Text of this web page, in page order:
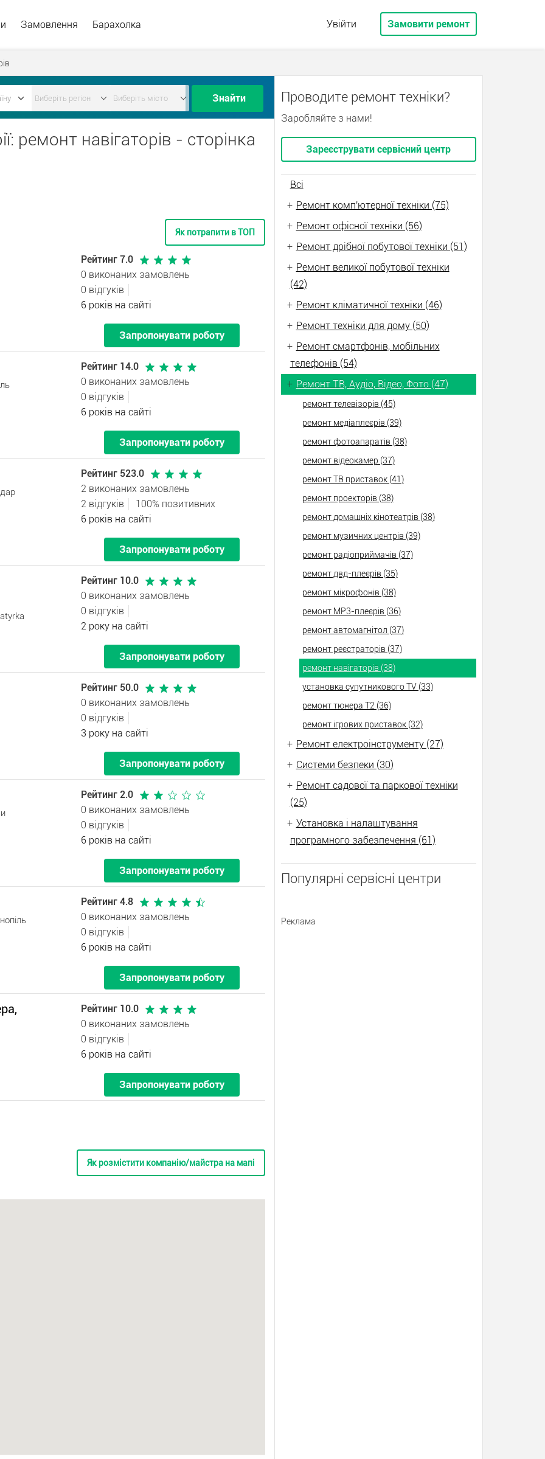
Замовлення Барахолка Увійти Замовити ремонт
Знайти
ремонт навігаторів - сторінка
Як потрапити в ТОП
Рейтинг 7.0
0 виконаних замовлень
0 відгуків
6 років на сайті
Запропонувати роботу
Рейтинг 14.0
0 виконаних замовлень
0 відгуків
6 років на сайті
Запропонувати роботу
Рейтинг 523.0
2 виконаних замовлень
2 відгуків
100% позитивних
6 років на сайті
Запропонувати роботу
Рейтинг 10.0
0 виконаних замовлень
0 відгуків
2 року на сайті
Запропонувати роботу
Рейтинг 50.0
0 виконаних замовлень
0 відгуків
3 року на сайті
Запропонувати роботу
Рейтинг 2.0
0 виконаних замовлень
0 відгуків
6 років на сайті
Запропонувати роботу
Рейтинг 4.8
0 виконаних замовлень
0 відгуків
6 років на сайті
Запропонувати роботу
Рейтинг 10.0
0 виконаних замовлень
0 відгуків
6 років на сайті
Запропонувати роботу
Як розмістити компанію/майстра на мапі
Проводите ремонт техніки?
Заробляйте з нами!
Зареєструвати сервісний центр
Всі
+ Ремонт комп'ютерної техніки (75)
+ Ремонт офісної техніки (56)
+ Ремонт дрібної побутової техніки (51)
+ Ремонт великої побутової техніки
(42)
+ Ремонт кліматичної техніки (46)
+ Ремонт техніки для дому (50)
+ Ремонт смартфонів, мобільних
телефонів (54)
+ Ремонт ТВ, Аудіо, Відео, Фото (47)
ремонт телевізорів (45)
ремонт медіаплеєрів (39)
ремонт фотоапаратів (38)
ремонт відеокамер (37)
ремонт ТВ приставок (41)
ремонт проекторів (38)
ремонт домашніх кінотеатрів (38)
ремонт музичних центрів (39)
ремонт радіоприймачів (37)
ремонт двд-плеєрів (35)
ремонт мікрофонів (38)
ремонт МР3-плеєрів (36)
ремонт автомагнітол (37)
ремонт реєстраторів (37)
ремонт навігаторів (38)
установка супутникового TV (33)
ремонт тюнера Т2 (36)
ремонт ігрових приставок (32)
+ Ремонт електроінструменту (27)
+ Системи безпеки (30)
+ Ремонт садової та паркової техніки
(25)
+ Установка і налаштування
програмного забезпечення (61)
Популярні сервісні центри
Реклама